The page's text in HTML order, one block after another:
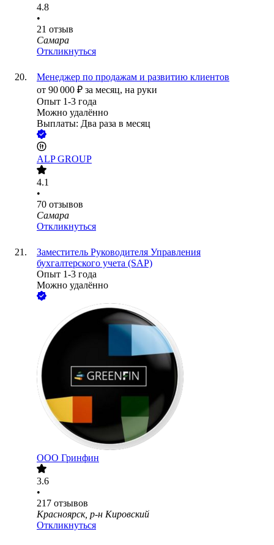
4.8
•
21 отзыв
Самара
Откликнуться
Менеджер по продажам и развитию клиентов
от 90 000 ₽ за месяц, на руки
Опыт 1-3 года
Можно удалённо
Выплаты: Два раза в месяц
ALP GROUP
4.1
•
70 отзывов
Самара
Откликнуться
Заместитель Руководителя Управления
бухгалтерского учета (SAP)
Опыт 1-3 года
Можно удалённо
ООО Гринфин
3.6
•
217 отзывов
Красноярск, р-н Кировский
Откликнуться